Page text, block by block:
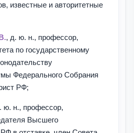
известные и авторитетные
, д. ю. н., профессор,
по государственному
Федерального Собрания
РФ;
ю. н., профессор,
Высшего